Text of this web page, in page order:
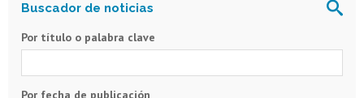
Por título o palabra clave